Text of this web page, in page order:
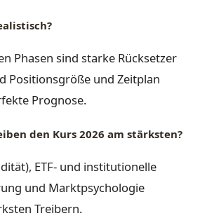
Phasen sind starke Rücksetzer
Positionsgröße und Zeitplan
Prognose.
den Kurs 2026 am stärksten?
ETF- und institutionelle
und Marktpsychologie
Treibern.